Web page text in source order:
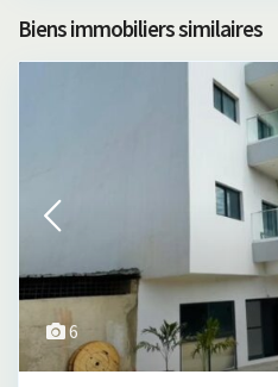
Biens immobiliers similaires
6